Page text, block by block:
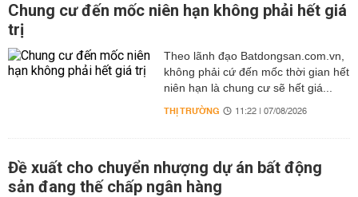
Chung cư đến mốc niên hạn không phải hết giá
trị
Theo lãnh đạo Batdongsan.com.vn,
không phải cứ đến mốc thời gian hết
niên hạn là chung cư sẽ hết giá...
THỊ TRƯỜNG 11:22 | 07/08/2026
Đề xuất cho chuyển nhượng dự án bất động
sản đang thế chấp ngân hàng